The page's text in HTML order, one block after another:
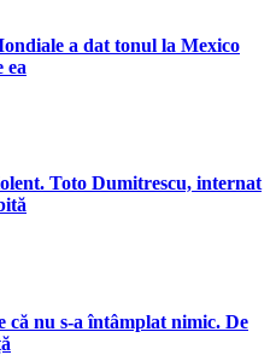
a dat tonul la Mexico
ea
Toto Dumitrescu, internat
că nu s-a întâmplat nimic. De